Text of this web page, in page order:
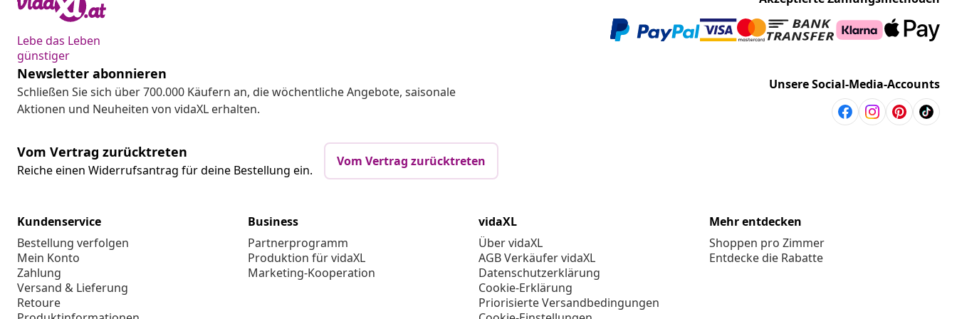
Lebe das Leben
günstiger
Newsletter abonnieren
Schließen Sie sich über 700.000 Käufern an, die wöchentliche Angebote, saisonale
Aktionen und Neuheiten von vidaXL erhalten.
Unsere Social-Media-Accounts
Vom Vertrag zurücktreten
Reiche einen Widerrufsantrag für deine Bestellung ein.
Vom Vertrag zurücktreten
Kundenservice
Bestellung verfolgen
Mein Konto
Zahlung
Versand & Lieferung
Retoure
Business
Partnerprogramm
Produktion für vidaXL
Marketing-Kooperation
vidaXL
Über vidaXL
AGB Verkäufer vidaXL
Datenschutzerklärung
Cookie-Erklärung
Priorisierte Versandbedingungen
Mehr entdecken
Shoppen pro Zimmer
Entdecke die Rabatte